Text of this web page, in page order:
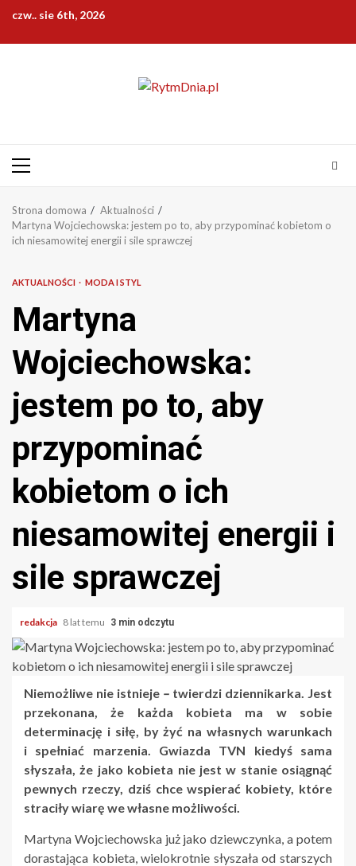
treści
czw.. sie 6th, 2026
Menu
Strona domowa
Aktualności
Martyna Wojciechowska: jestem po to, aby przypominać kobietom o
ich niesamowitej energii i sile sprawczej
AKTUALNOŚCI MODA I STYL
Martyna
Wojciechowska:
jestem po to, aby
przypominać
kobietom o ich
niesamowitej energii i
sile sprawczej
redakcja 8 lat temu 3 min odczytu
Niemożliwe nie istnieje – twierdzi dziennikarka. Jest
przekonana, że każda kobieta ma w sobie
determinację i siłę, by żyć na własnych warunkach
i spełniać marzenia. Gwiazda TVN kiedyś sama
słyszała, że jako kobieta nie jest w stanie osiągnąć
pewnych rzeczy, dziś chce wspierać kobiety, które
straciły wiarę we własne możliwości.
Martyna Wojciechowska już jako dziewczynka, a potem
dorastająca kobieta, wielokrotnie słyszała od starszych